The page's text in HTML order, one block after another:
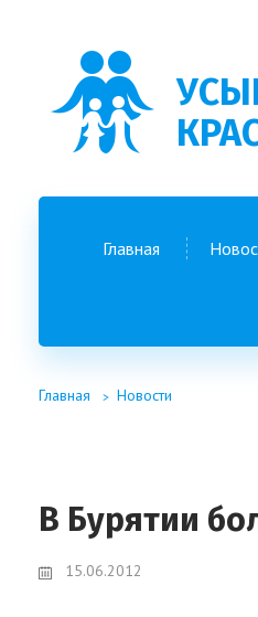
Главная
Главная Новости
В Бурятии
15.06.2012